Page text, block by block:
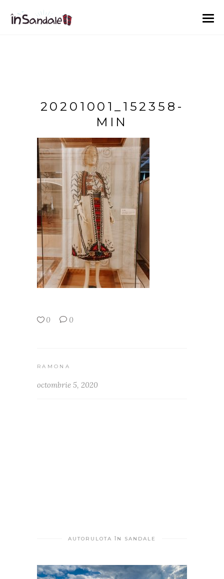
20201001_152358-
MIN
0 0
RAMONA
octombrie 5, 2020
AUTORULOTA ÎN SANDALE